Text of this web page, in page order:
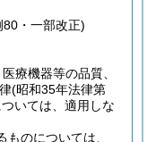
・一部改正)
療機器等の品質、
(昭和35年法律第
いては、適用しな
のについては、